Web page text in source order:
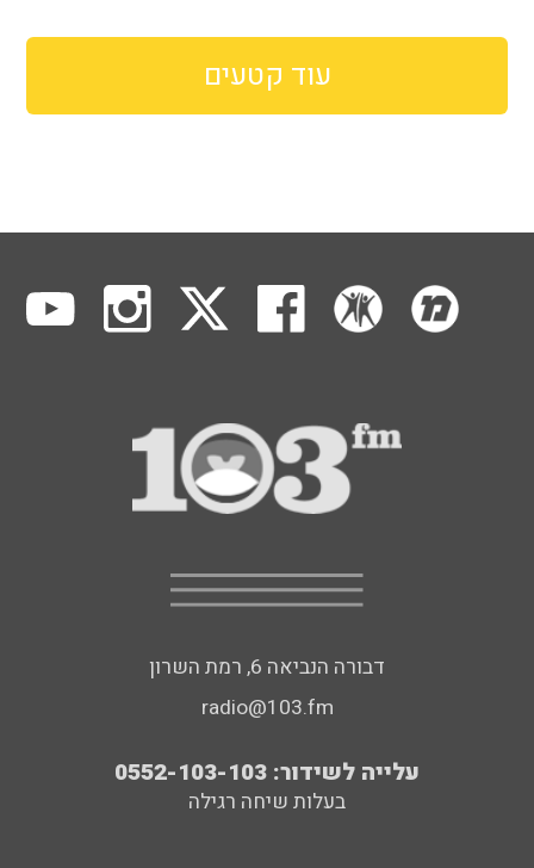
עוד קטעים
דבורה הנביאה 6, רמת השרון
radio@103.fm
עלייה לשידור: 0552-103-103
בעלות שיחה רגילה